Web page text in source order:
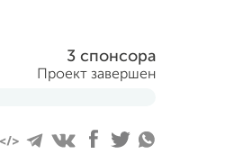
3 спонсора
Проект завершен